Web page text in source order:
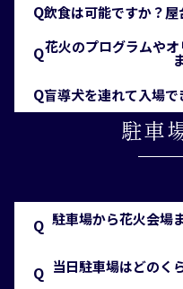
るよう、目線の高さま
仮設トイレがあります
200基ほど設置する予
Q飲食は可能ですか？
会場内飲食は可能で
なお、ごみのお持ち帰
Q花火のプログラムや
花火プログラムは７
されます。また、花火
ショップで取り扱っ
Q盲導犬を連れて入場で
A
入場できます。盲導犬
駐車
Q 駐車場から花火会場
ほとんどの臨時駐車
Q 当日駐車場はどのく